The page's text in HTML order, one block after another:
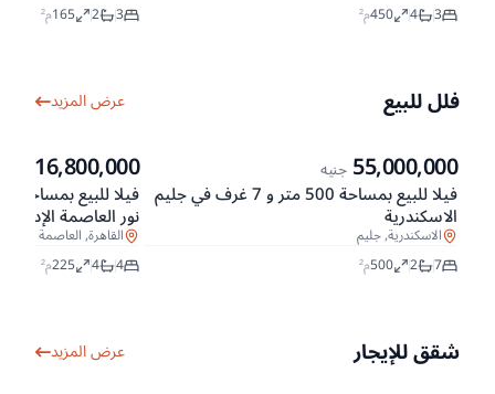
3
4
450م²
3
2
165م²
فلل للبيع عرض المزيد
55,000,000 جنيه
فيلا للبيع بمساحة 500 متر و 7 غرف في جليم
الاسكندرية
الاسكندرية, جليم
7
2
500م²
16,800,000
نور العاصمة الإدارية
القاهرة, العاصمة الإدارية
4
4
225م²
شقق للإيجار عرض المزيد